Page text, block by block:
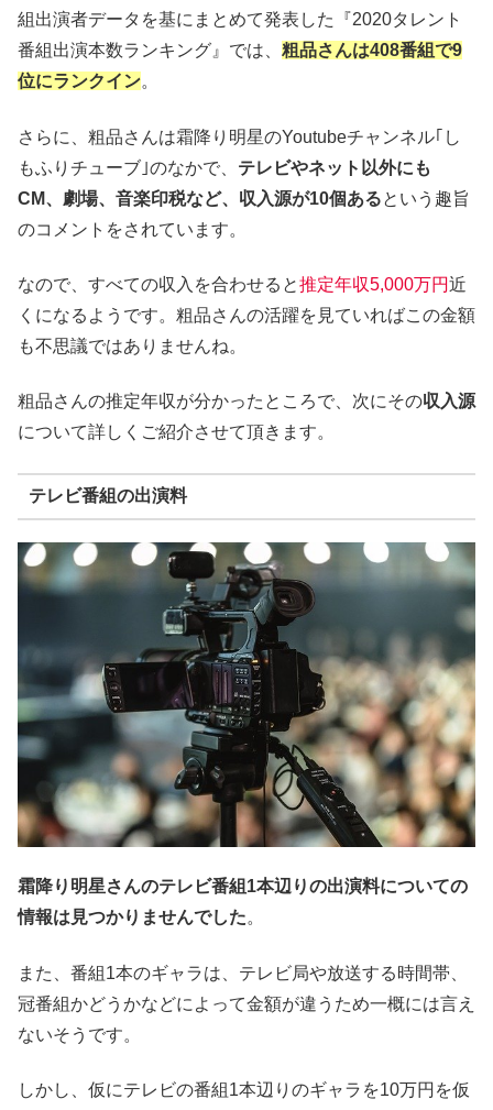
組出演者データを基にまとめて発表した『2020タレント
番組出演本数ランキング』では、 粗品さんは408番組で9
位にランクイン。
さらに、粗品さんは霜降り明星のYoutubeチャンネル｢し
もふりチューブ｣のなかで、 テレビやネット以外にも
CM、劇場、音楽印税など、収入源が10個あるという趣旨
のコメントをされています。
なので、すべての収入を合わせると推定年収5,000万円近
くになるようです。粗品さんの活躍を見ていればこの金額
も不思議ではありませんね。
粗品さんの推定年収が分かったところで、次にその収入源
について詳しくご紹介させて頂きます。
テレビ番組の出演料
霜降り明星さんのテレビ番組1本辺りの出演料についての
情報は見つかりませんでした。
また、番組1本のギャラは、テレビ局や放送する時間帯、
冠番組かどうかなどによって金額が違うため一概には言え
ないそうです。
しかし、仮にテレビの番組1本辺りのギャラを10万円を仮